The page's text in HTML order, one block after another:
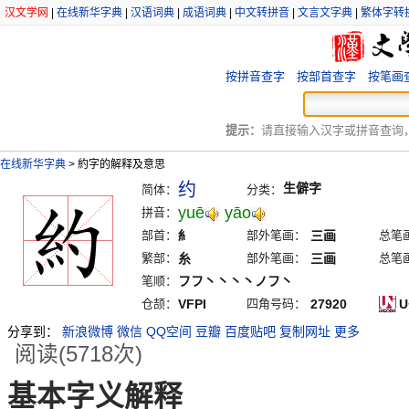
汉文学网 在线新华字典 汉语词典 成语词典 中文转拼音 文言文字典 繁体字转
按拼音查字 按部首查字 按笔画
提示： 请直接输入汉字或拼音查询
在线新华字典 > 約字的解释及意思
简体： 约 分类： 生僻字
拼音： yuē yāo
部首： 糹 部外笔画： 三画
总笔
繁部：
糸 部外笔画： 三画
总笔
笔顺：
フフ丶丶丶丶ノフ丶
仓颉： VFPI 四角号码： 27920
分享到：
新浪微博 微信 QQ空间 豆瓣 百度贴吧 复制网址 更多
阅读(5718次)
基本字义解释